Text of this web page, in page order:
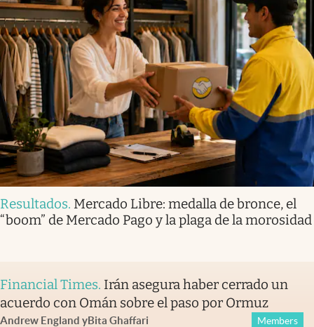
Resultados. Mercado Libre: medalla de bronce, el
“boom” de Mercado Pago y la plaga de la morosidad
Financial Times. Irán asegura haber cerrado un
acuerdo con Omán sobre el paso por Ormuz
Andrew England yBita Ghaffari Members